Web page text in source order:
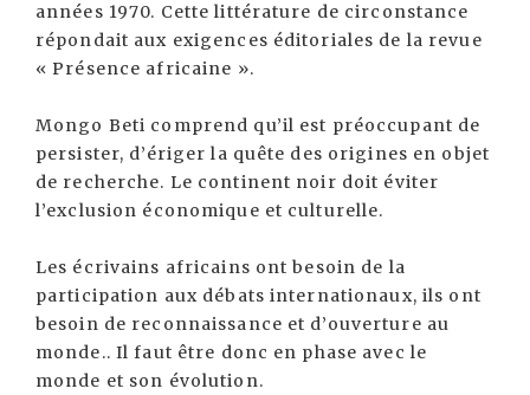
années 1970. Cette littérature de circonstance
répondait aux exigences éditoriales de la revue
« Présence africaine ».
Mongo Beti comprend qu’il est préoccupant de
persister, d’ériger la quête des origines en objet
de recherche. Le continent noir doit éviter
l’exclusion économique et culturelle.
Les écrivains africains ont besoin de la
participation aux débats internationaux, ils ont
besoin de reconnaissance et d’ouverture au
monde.. Il faut être donc en phase avec le
monde et son évolution.